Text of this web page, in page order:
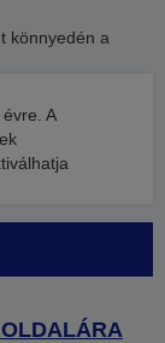
könnyedén a
A